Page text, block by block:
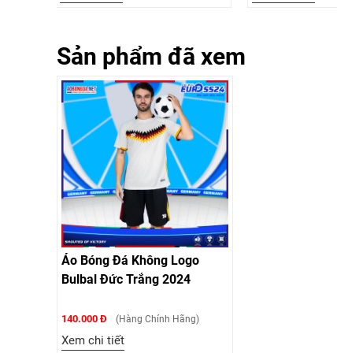
Sản phẩm đã xem
Áo Bóng Đá Không Logo
Bulbal Đức Trắng 2024
140.000 Đ (Hàng Chính Hãng)
Xem chi tiết